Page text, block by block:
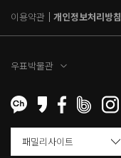
이용약관 개인정보처리방침
우표박물관